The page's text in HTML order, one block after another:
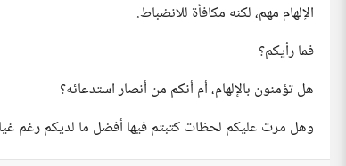
الإلهام مهم، لكنه مكافأة للانضباط.
فما رأيكم؟
هل تؤمنون بالإلهام، أم أنكم من أنصار استدعائه؟
وهل مرت عليكم لحظات كتبتم فيها أفضل ما لديكم رغم